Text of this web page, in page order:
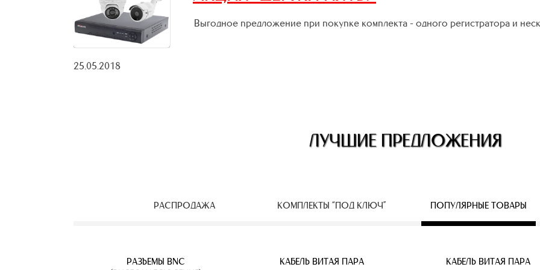
25.05.2018
Выгодное предложение при покупке комплекта - одного регистратора и
ЛУЧШИЕ ПРЕДЛОЖЕНИЯ
РАСПРОДАЖА КОМПЛЕКТЫ “ПОД КЛЮЧ” ПОПУЛЯРНЫЕ ТОВАРЫ
УЛИЧНЫЕ IP КАМЕРЫ БЕСПРОВОДНЫЕ IP КАМЕРЫ КАБЕЛЬ ВИТАЯ ПАРА
РАЗЪЕМЫ BNC
КАБЕЛЬ ВИТАЯ ПАРА КАБЕЛЬ ВИТАЯ ПАРА
КАБЕЛЬ ВИТАЯ ПАРА КАБЕЛЬ ВИТАЯ ПАРА КАБЕЛЬ ВИТАЯ ПАРА